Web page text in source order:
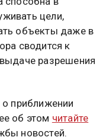
цели,
объекты даже в
сводится к
разрешения
о приближении
об этом читайте
новостей.